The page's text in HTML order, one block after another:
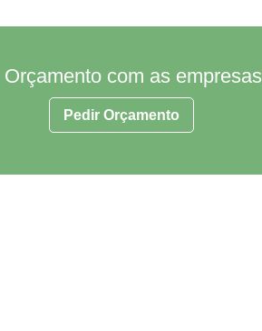
com as
Pedir Orçamento